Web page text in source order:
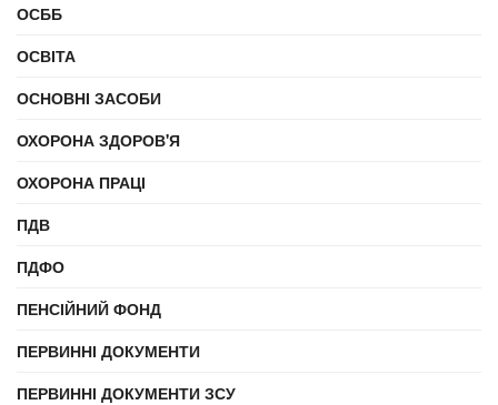
ОСББ
ОСВІТА
ОСНОВНІ ЗАСОБИ
ОХОРОНА ЗДОРОВ'Я
ОХОРОНА ПРАЦІ
ПДВ
ПДФО
ПЕНСІЙНИЙ ФОНД
ПЕРВИННІ ДОКУМЕНТИ
ПЕРВИННІ ДОКУМЕНТИ ЗСУ